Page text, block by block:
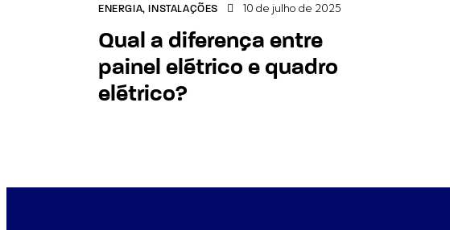
ENERGIA,INSTALAÇÕES 10 de julho de 2025
Qual a diferença entre
painel elétrico e quadro
elétrico?